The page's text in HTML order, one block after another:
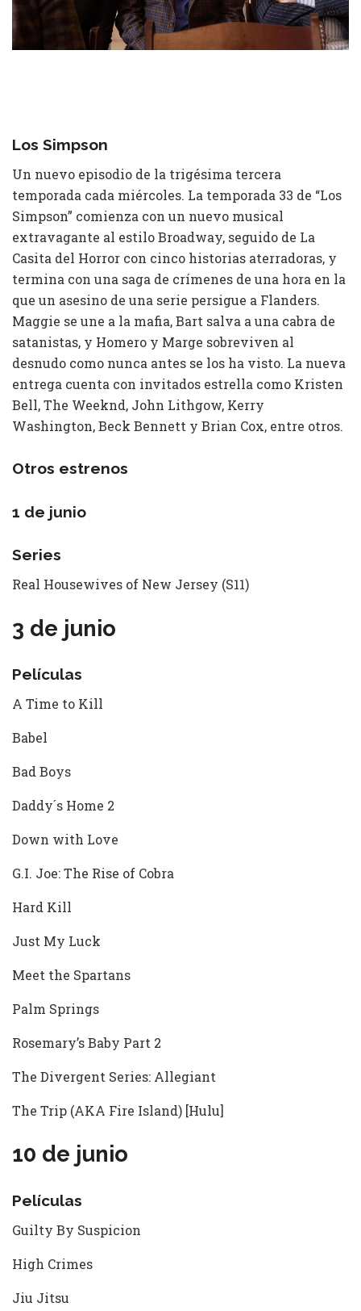
Los Simpson
Un nuevo episodio de la trigésima tercera
temporada cada miércoles. La temporada 33 de “Los
Simpson” comienza con un nuevo musical
extravagante al estilo Broadway, seguido de La
Casita del Horror con cinco historias aterradoras, y
termina con una saga de crímenes de una hora en la
que un asesino de una serie persigue a Flanders.
Maggie se une a la mafia, Bart salva a una cabra de
satanistas, y Homero y Marge sobreviven al
desnudo como nunca antes se los ha visto. La nueva
entrega cuenta con invitados estrella como Kristen
Bell, The Weeknd, John Lithgow, Kerry
Washington, Beck Bennett y Brian Cox, entre otros.
Otros estrenos
1 de junio
Series
Real Housewives of New Jersey (S11)
3 de junio
Películas
A Time to Kill
Babel
Bad Boys
Daddy´s Home 2
Down with Love
G.I. Joe: The Rise of Cobra
Hard Kill
Just My Luck
Meet the Spartans
Palm Springs
Rosemary’s Baby Part 2
The Divergent Series: Allegiant
The Trip (AKA Fire Island) [Hulu]
10 de junio
Películas
Guilty By Suspicion
High Crimes
Jiu Jitsu